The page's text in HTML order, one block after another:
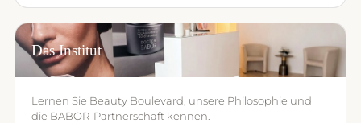
Das Institut
Lernen Sie Beauty Boulevard, unsere Philosophie und
die BABOR-Partnerschaft kennen.